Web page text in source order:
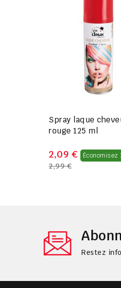
Spray laque
rouge 125 ml
2,09 € Économisez
2,99 €
Restez